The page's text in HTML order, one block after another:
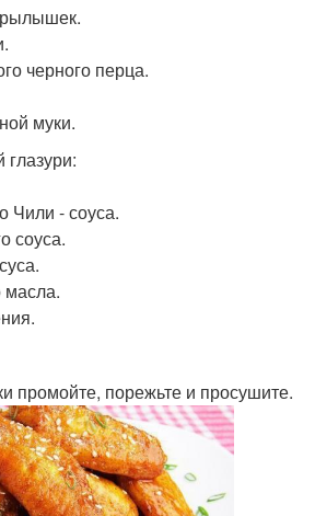
черного перца.
муки.
Чили - соуса.
соуса.
масла.
промойте, порежьте и просушите.